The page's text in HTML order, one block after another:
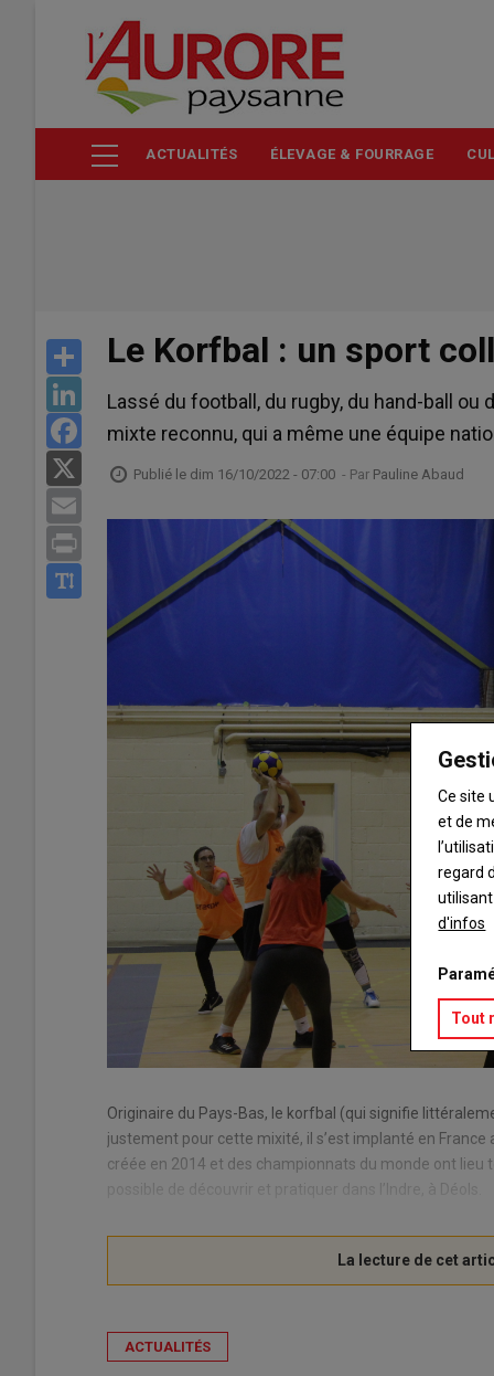
contenu
ACTUALITÉS ÉLEVAGE & FOURRAGE
Share
LinkedIn
Facebook
Le Korfbal : un sport
Lassé du football, du rugby, du hand-ball
mixte reconnu, qui a même une équipe
Publié le dim 16/10/2022 - 07:00 - Par Pauline Abaud
Originaire du Pays-Bas, le korfbal (qui signifie
justement pour cette mixité, il s’est implanté en
créée en 2014 et des championnats du monde ont lieu
possible de découvrir et pratiquer dans l’Indre, à Déols.
ACTUALITÉS
Ce site
et de
regard
utilisant
d'infos
Tout